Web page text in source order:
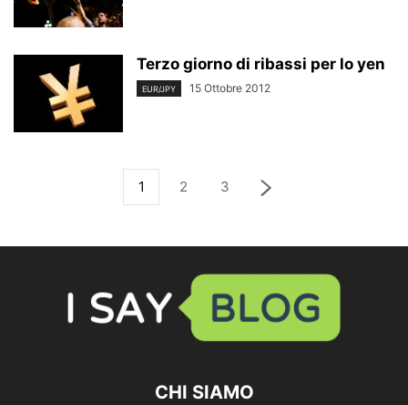
Terzo giorno di ribassi per lo yen
EUR/JPY 15 Ottobre 2012
1 2 3
CHI SIAMO